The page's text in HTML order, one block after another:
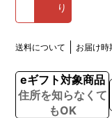
り
送料について お届け時
eギフト対象商品
住所を知らなくて
もOK